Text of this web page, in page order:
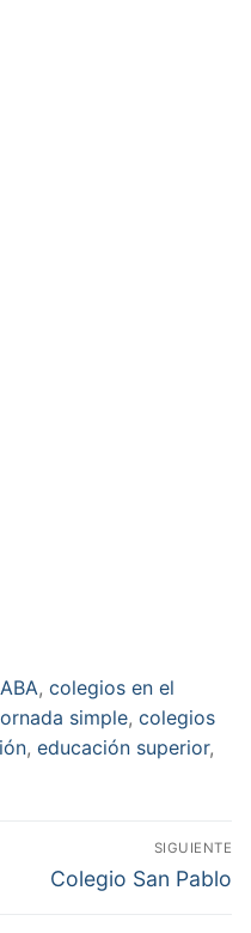
, colegios en el
simple, colegios
, educación superior,
SIGUIENTE
Entrada
Colegio San Pablo